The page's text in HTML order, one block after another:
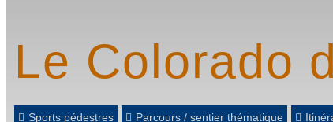
Le Colorado
Sports pédestres Parcours / sentier thématique